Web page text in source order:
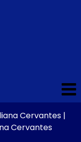
Cervantes |
Cervantes